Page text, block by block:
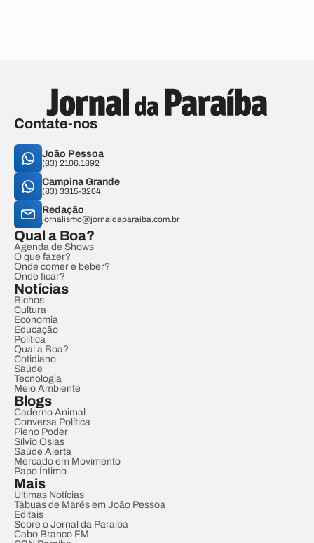
Contate-nos
João Pessoa
(83) 2106.1892
Campina Grande
(83) 3315-3204
Redação
jornalismo@jornaldaparaiba.com.br
Qual a Boa?
Agenda de Shows
O que fazer?
Onde comer e beber?
Onde ficar?
Notícias
Bichos
Cultura
Economia
Educação
Política
Qual a Boa?
Cotidiano
Saúde
Tecnologia
Meio Ambiente
Blogs
Caderno Animal
Conversa Política
Pleno Poder
Sílvio Osias
Saúde Alerta
Mercado em Movimento
Papo Íntimo
Mais
Últimas Notícias
Tábuas de Marés em João Pessoa
Editais
Sobre o Jornal da Paraíba
Cabo Branco FM